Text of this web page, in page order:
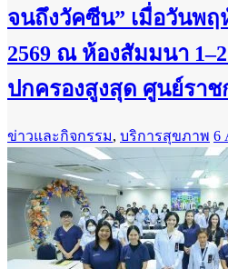
จนถึงวัคซีน” เมื่อวันพ
2569 ณ ห้องสัมมนา
ปกครองสูงสุด ศูนย์ราช
ข่าวและกิจกรรม, บริการสุขภาพ 6